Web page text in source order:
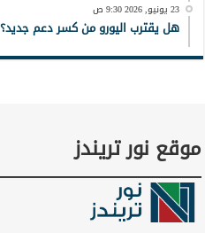
23 يونيو, 2026 9:30 ص
هل يقترب اليورو من كسر دعم جديد؟ 23-6-2026
موقع نور تريندز